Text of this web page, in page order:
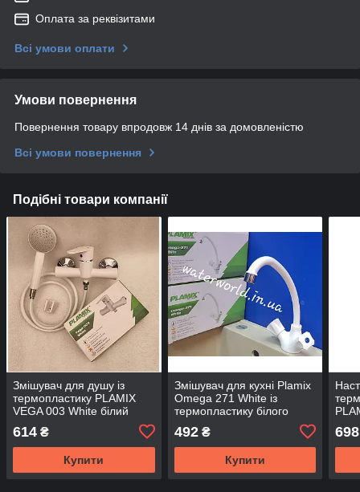
Оплата за реквізитами
Всі умови оплати
Умови повернення
Повернення товару впродовж 14 днів за домовленістю
Всі умови повернення
Подібні товари компанії
Змішувач для душу із
термопластику PLAMIX
VEGA 003 White білий
614 ₴
Купити
Змішувач для кухні Plamix
Omega 271 White із
термопластику білого
492₴
Купити
698